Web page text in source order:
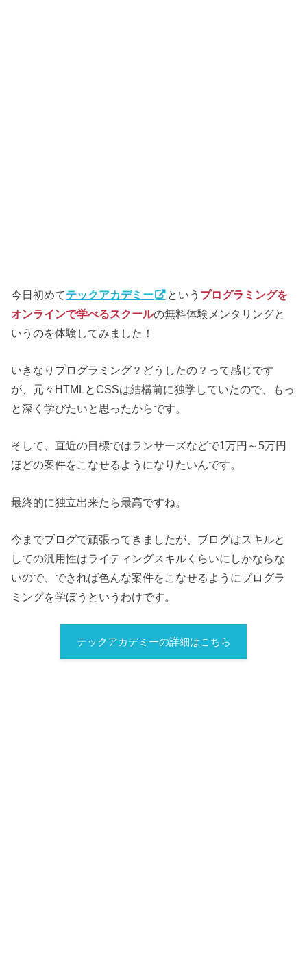
今日初めてテックアカデミー という プログラミングを
オンラインで学べるスクールの無料体験メンタリングと
いうのを体験してみました！
いきなりプログラミング？どうしたの？って感じです
が、元々HTMLとCSSは結構前に独学していたので、もっ
と深く学びたいと思ったからです。
そして、直近の目標ではランサーズなどで1万円～5万円
ほどの案件をこなせるようになりたいんです。
最終的に独立出来たら最高ですね。
今までブログで頑張ってきましたが、ブログはスキルと
しての汎用性はライティングスキルくらいにしかならな
いので、できれば色んな案件をこなせるようにプログラ
ミングを学ぼうというわけです。
テックアカデミーの詳細はこちら